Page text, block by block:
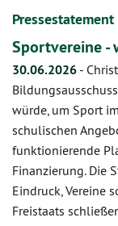
Pressestatement
Sportvereine -
30.06.2026 -
würde, um Sport
schulischen
funktionierende
Finanzierung. Die
Eindruck, Vereine
Freistaats